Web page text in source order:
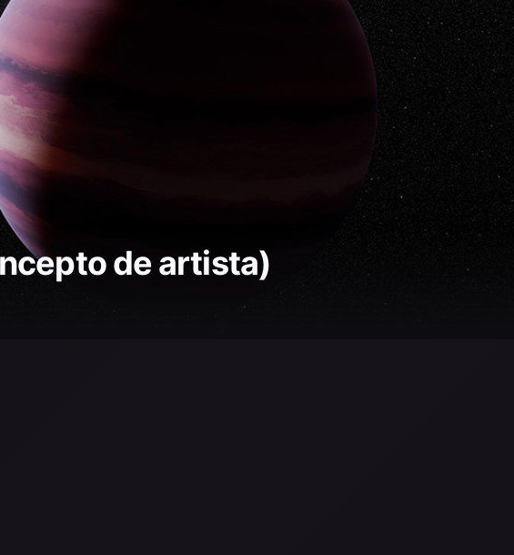
de artista)